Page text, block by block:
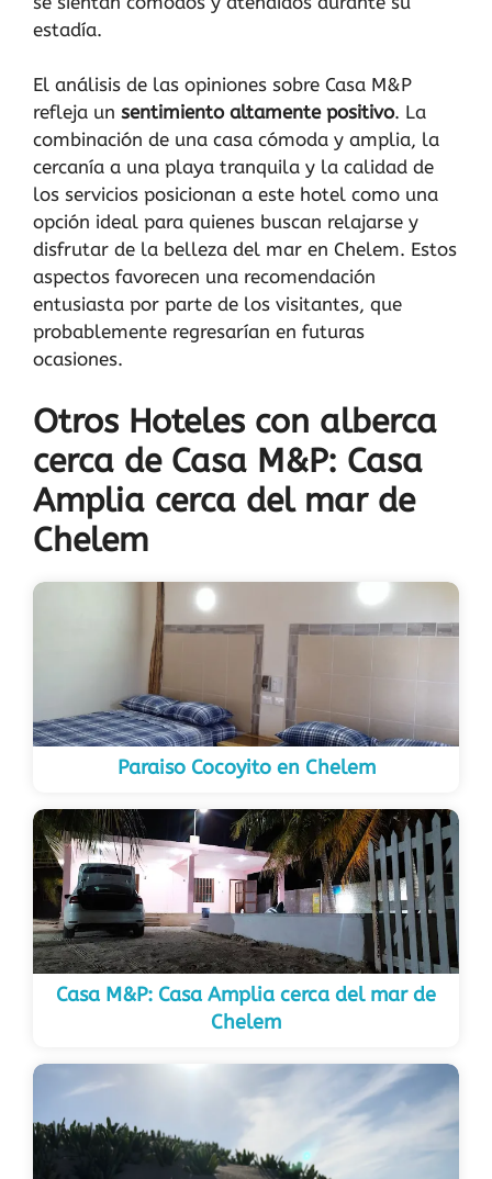
estadía.
El análisis de las opiniones sobre Casa M&P
refleja un sentimiento altamente positivo. La
combinación de una casa cómoda y amplia, la
cercanía a una playa tranquila y la calidad de
los servicios posicionan a este hotel como una
opción ideal para quienes buscan relajarse y
disfrutar de la belleza del mar en Chelem. Estos
aspectos favorecen una recomendación
entusiasta por parte de los visitantes, que
probablemente regresarían en futuras
ocasiones.
Otros Hoteles con alberca
cerca de Casa M&P: Casa
Amplia cerca del mar de
Chelem
Paraiso Cocoyito en Chelem
Casa M&P: Casa Amplia cerca del mar de
Chelem